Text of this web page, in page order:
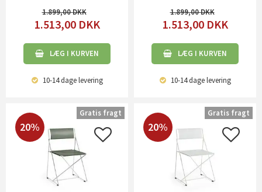
1.899,00
1.513,00 DKK
LÆG I KURVEN
10-14 dagelevering
1.899,00
1.513,00 DKK
LÆG I KURVEN
10-14 dagelevering
20%
Gratis fragt
20%
Gratis fragt